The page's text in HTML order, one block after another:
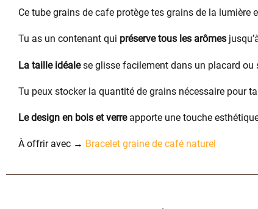
Ce tube grains de cafe protège tes grains de la lumière
Tu as un contenant qui préserve tous les arômes
La taille idéalese glisse facilement dans un placard ou
Tu peux stocker la quantité de grains nécessaire pour
Le design en bois et verreapporte une touche
À offrir avec → Bracelet graine de café naturel